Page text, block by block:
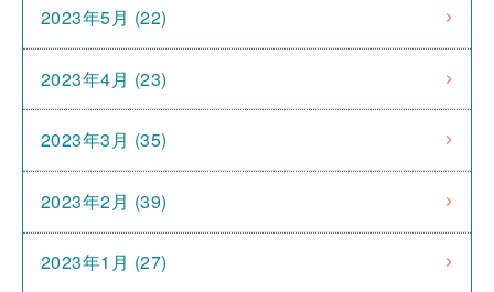
2023年5月 (22)
2023年4月 (23)
2023年3月 (35)
2023年2月 (39)
2023年1月 (27)